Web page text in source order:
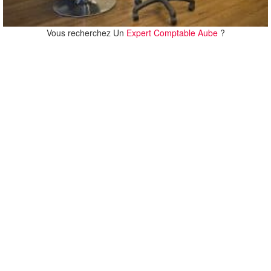
Vous recherchez Un Expert Comptable Aube?